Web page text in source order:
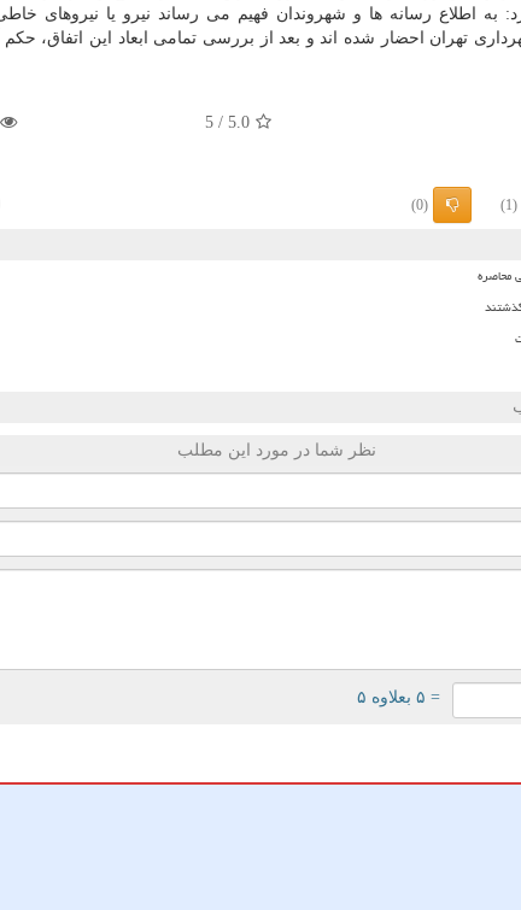
به اطلاع رسانه ها و شهروندان فهیم می رساند نیرو یا نیروهای
تهران احضار شده اند و بعد از بررسی تمامی ابعاد این اتفاق،
5.0
/
5
(1)
(0)
نظر شما در مورد این مطلب
= ۵ بعلاوه ۵